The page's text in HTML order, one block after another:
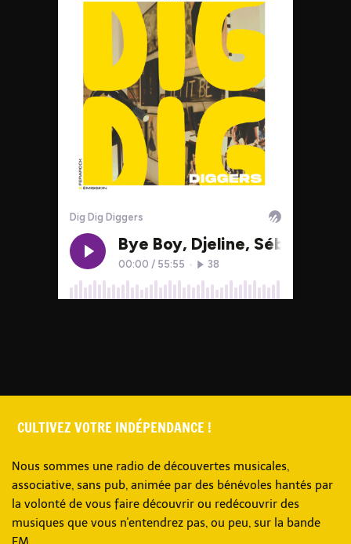
CULTIVEZ VOTRE INDÉPENDANCE !
Nous sommes une radio de découvertes musicales,
associative, sans pub, animée par des bénévoles hantés par
la volonté de vous faire découvrir ou redécouvrir des
musiques que vous n'entendrez pas, ou peu, sur la bande